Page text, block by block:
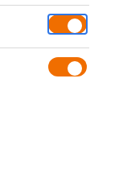
korostuksen.